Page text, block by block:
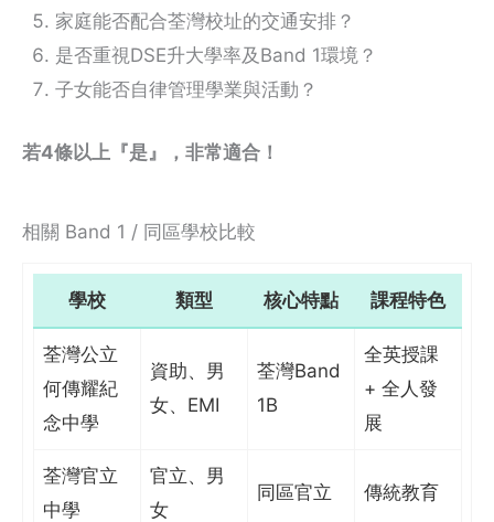
家庭能否配合荃灣校址的交通安排？
是否重視DSE升大學率及Band 1環境？
子女能否自律管理學業與活動？
若4條以上『是』，非常適合！
相關 Band 1 / 同區學校比較
學校 類型 核心特點 課程特色
荃灣公立
何傳耀紀
念中學
資助、男
女、EMI
荃灣Band
1B
全英授課
+ 全人發
展
荃灣官立
中學
官立、男
女
同區官立 傳統教育